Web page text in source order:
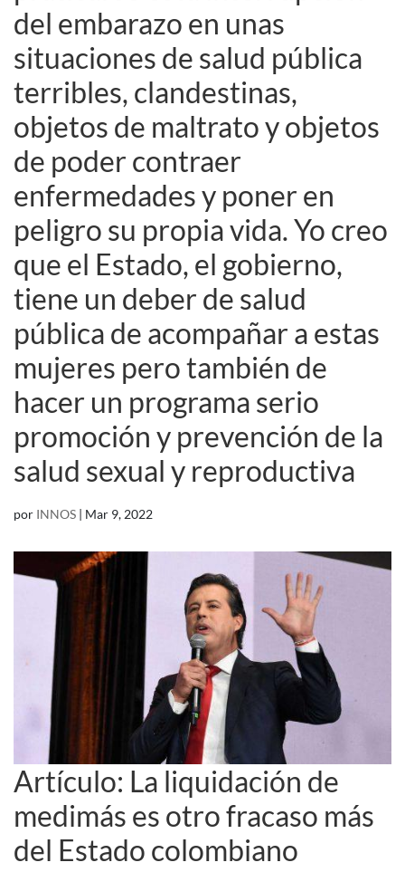
del embarazo en unas
situaciones de salud pública
terribles, clandestinas,
objetos de maltrato y objetos
de poder contraer
enfermedades y poner en
peligro su propia vida. Yo creo
que el Estado, el gobierno,
tiene un deber de salud
pública de acompañar a estas
mujeres pero también de
hacer un programa serio
promoción y prevención de la
salud sexual y reproductiva
por INNOS | Mar 9, 2022
Artículo: La liquidación de
medimás es otro fracaso más
del Estado colombiano